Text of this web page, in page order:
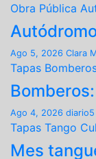
Obra Pública
Ago 5, 2026 Clara
Tapas
Ago 4, 2026 diario5
Tapas Tango
Mes